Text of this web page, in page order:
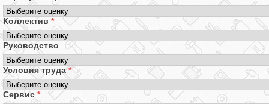
Коллектив *
Руководство
Условия труда *
Сервис *